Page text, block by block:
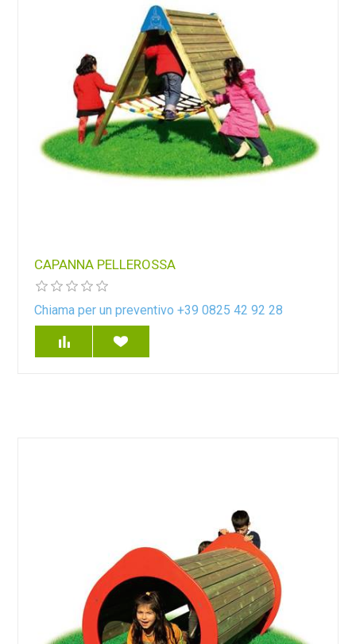
CAPANNA PELLEROSSA
Chiama per un preventivo +39 0825 42 92 28